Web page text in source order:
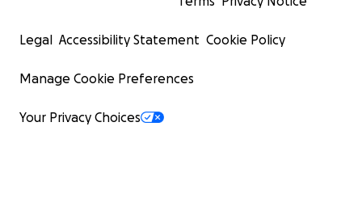
Legal Accessibility Statement Cookie Policy
Manage Cookie Preferences
Your Privacy Choices